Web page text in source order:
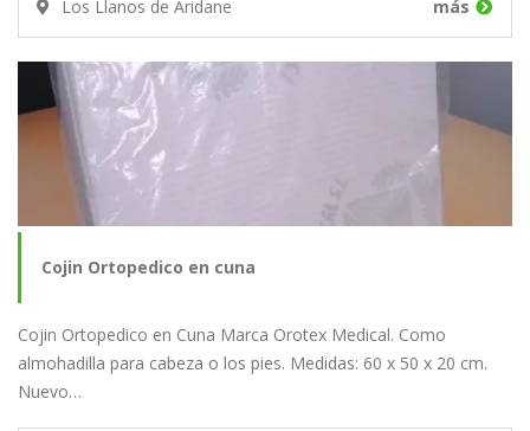
Los Llanos de Aridane más
Cojin Ortopedico en cuna
Cojin Ortopedico en Cuna Marca Orotex Medical. Como
almohadilla para cabeza o los pies. Medidas: 60 x 50 x 20 cm.
Nuevo…